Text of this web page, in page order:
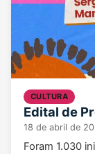
CULTURA
Edital de
18 de abril de
Foram 1.030